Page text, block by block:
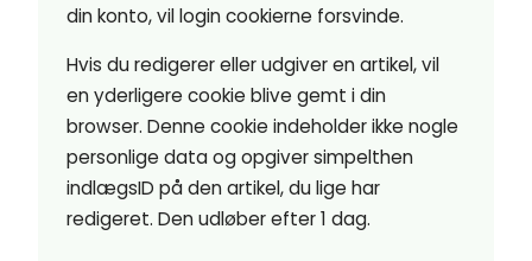
din konto, vil login cookierne forsvinde.
Hvis du redigerer eller udgiver en artikel, vil
en yderligere cookie blive gemt i din
browser. Denne cookie indeholder ikke nogle
personlige data og opgiver simpelthen
indlægsID på den artikel, du lige har
redigeret. Den udløber efter 1 dag.